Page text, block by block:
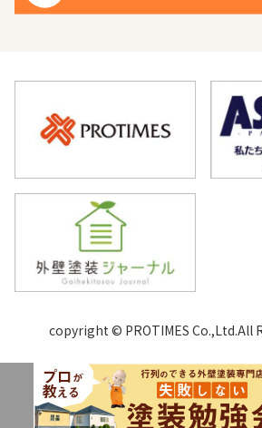
copyright © PROTIMES Co.,Ltd.All